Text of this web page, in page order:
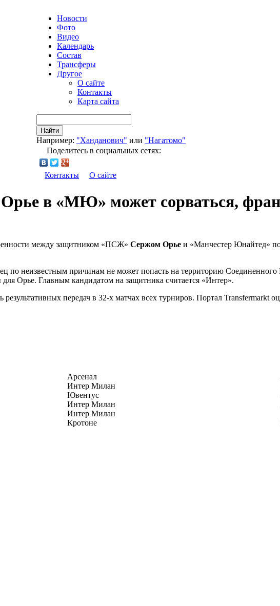
Новости
Фото
Видео
Календарь
Состав
Трансферы
Другое
О сайте
Контакты
Карта сайта
Найти
Например: "Ханданович" или "Нагатомо"
Поделитесь в социальных сетях:
Контакты О сайте
в «МЮ» может сорваться,
между защитником «ПСЖ» Сержом Орье и «Манчестер Юнайтед»
по неизвестным причинам не может попасть на территорию
для Орье. Главным кандидатом на защитника считается «Интер».
передач в 32-х матчах всех турниров. Портал Transfermarkt
Арсенал
Интер Милан
Ювентус
Интер Милан
Интер Милан
Кротоне